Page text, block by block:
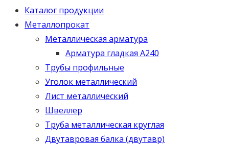
Каталог продукции
Металлопрокат
Металлическая арматура
Арматура гладкая А240
Трубы профильные
Уголок металлический
Лист металлический
Швеллер
Труба металлическая круглая
Двутавровая балка (двутавр)